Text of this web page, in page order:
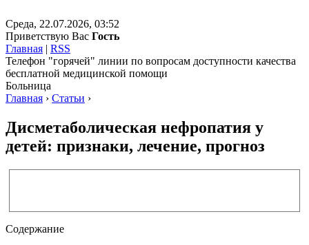
Среда, 22.07.2026, 03:52
Приветствую Вас Гость
Главная | RSS
Телефон "горячей" линии по вопросам доступности качества
бесплатной медицинской помощи
Больница
Главная › Статьи ›
Дисметаболическая нефропатия у
детей: признаки, лечение, прогноз
Содержание